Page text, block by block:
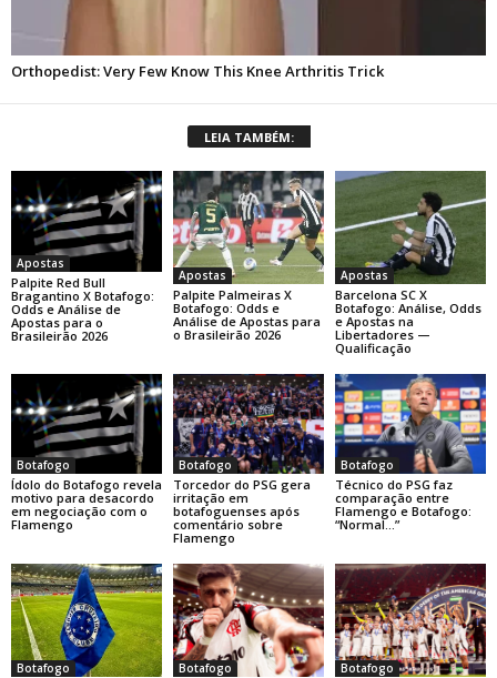
LEIA TAMBÉM:
Apostas
Palpite Red Bull
Bragantino X Botafogo:
Odds e Análise de
Apostas para o
Brasileirão 2026
Apostas
Palpite Palmeiras X
Botafogo: Odds e
Análise de Apostas para
o Brasileirão 2026
Apostas
Barcelona SC X
Botafogo: Análise, Odds
e Apostas na
Libertadores —
Qualificação
Botafogo
Ídolo do Botafogo revela
motivo para desacordo
em negociação com o
Flamengo
Botafogo
Torcedor do PSG gera
irritação em
botafoguenses após
comentário sobre
Flamengo
Botafogo
Técnico do PSG faz
comparação entre
Flamengo e Botafogo:
“Normal…”
Botafogo Botafogo Botafogo